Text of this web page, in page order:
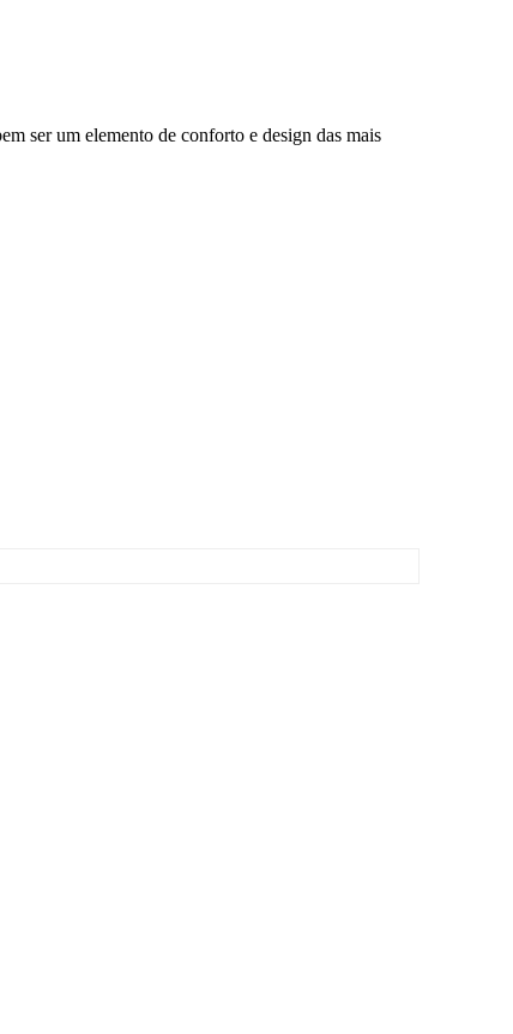
ser um elemento de conforto e design das mais